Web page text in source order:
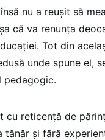
nu a reușit să
că va renunța
Tot din
unde spune el,
pedagogic.
cu reticență de
și fără